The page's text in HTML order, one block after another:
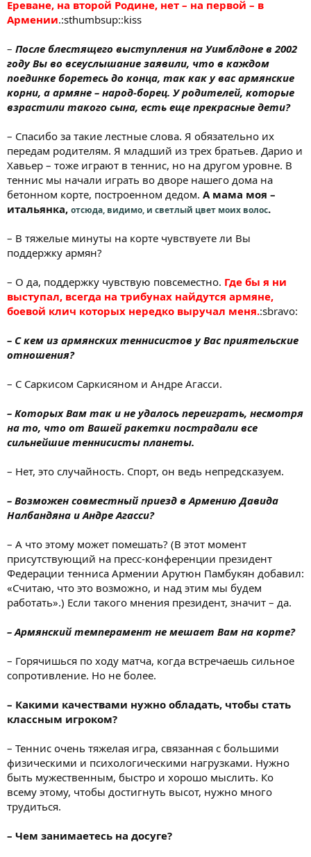
Ереване, на второй Родине, нет – на первой – в
Армении.:sthumbsup::kiss
– После блестящего выступления на Уимблдоне в 2002
году Вы во всеуслышание заявили, что в каждом
поединке боретесь до конца, так как у вас армянские
корни, а армяне – народ-борец. У родителей, которые
взрастили такого сына, есть еще прекрасные дети?
– Спасибо за такие лестные слова. Я обязательно их
передам родителям. Я младший из трех братьев. Дарио и
Хавьер – тоже играют в теннис, но на другом уровне. В
теннис мы начали играть во дворе нашего дома на
бетонном корте, построенном дедом. А мама моя –
итальянка, отсюда, видимо, и светлый цвет моих волос.
– В тяжелые минуты на корте чувствуете ли Вы
поддержку армян?
– О да, поддержку чувствую повсеместно. Где бы я ни
выступал, всегда на трибунах найдутся армяне,
боевой клич которых нередко выручал меня.:sbravo:
– С кем из армянских теннисистов у Вас приятельские
отношения?
– С Саркисом Саркисяном и Андре Агасси.
– Которых Вам так и не удалось переиграть, несмотря
на то, что от Вашей ракетки пострадали все
сильнейшие теннисисты планеты.
– Нет, это случайность. Спорт, он ведь непредсказуем.
– Возможен совместный приезд в Армению Давида
Налбандяна и Андре Агасси?
– А что этому может помешать? (В этот момент
присутствующий на пресс-конференции президент
Федерации тенниса Армении Арутюн Памбукян добавил:
«Считаю, что это возможно, и над этим мы будем
работать».) Если такого мнения президент, значит – да.
– Армянский темперамент не мешает Вам на корте?
– Горячишься по ходу матча, когда встречаешь сильное
сопротивление. Но не более.
– Какими качествами нужно обладать, чтобы стать
классным игроком?
– Теннис очень тяжелая игра, связанная с большими
физическими и психологическими нагрузками. Нужно
быть мужественным, быстро и хорошо мыслить. Ко
всему этому, чтобы достигнуть высот, нужно много
трудиться.
– Чем занимаетесь на досуге?